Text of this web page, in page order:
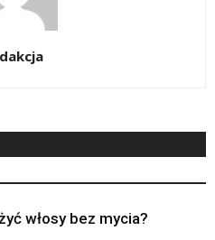
włosy bez mycia?